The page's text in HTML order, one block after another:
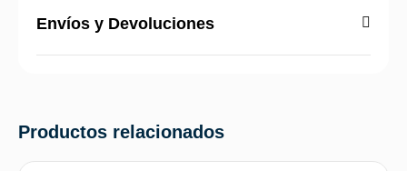
Envíos y Devoluciones
Productos relacionados